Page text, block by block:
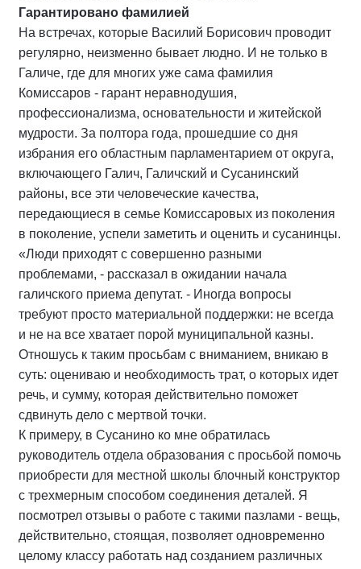
Гарантировано фамилией
На встречах, которые Василий Борисович проводит
регулярно, неизменно бывает людно. И не только в
Галиче, где для многих уже сама фамилия
Комиссаров - гарант неравнодушия,
профессионализма, основательности и житейской
мудрости. За полтора года, прошедшие со дня
избрания его областным парламентарием от округа,
включающего Галич, Галичский и Сусанинский
районы, все эти человеческие качества,
передающиеся в семье Комиссаровых из поколения
в поколение, успели заметить и оценить и сусанинцы.
«Люди приходят с совершенно разными
проблемами, - рассказал в ожидании начала
галичского приема депутат. - Иногда вопросы
требуют просто материальной поддержки: не всегда
и не на все хватает порой муниципальной казны.
Отношусь к таким просьбам с вниманием, вникаю в
суть: оцениваю и необходимость трат, о которых идет
речь, и сумму, которая действительно поможет
сдвинуть дело с мертвой точки.
К примеру, в Сусанино ко мне обратилась
руководитель отдела образования с просьбой помочь
приобрести для местной школы блочный конструктор
с трехмерным способом соединения деталей. Я
посмотрел отзывы о работе с такими пазлами - вещь,
действительно, стоящая, позволяет одновременно
целому классу работать над созданием различных